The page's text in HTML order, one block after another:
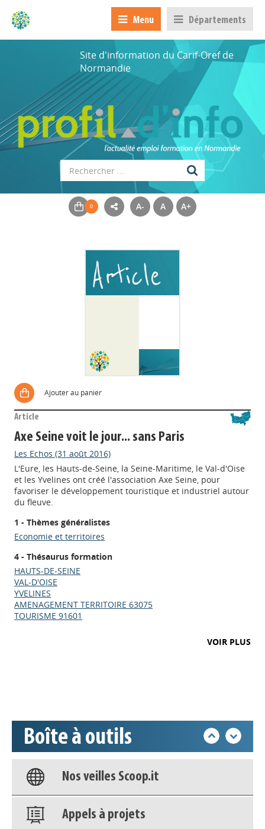
Menu Départements
Site d'information du Carif-Oref de
Normandie
A- A A+
Ajouter au panier
Article
Axe Seine voit le jour... sans Paris
Les Echos (31 août 2016)
L'Eure, les Hauts-de-Seine, la Seine-Maritime, le Val-d'Oise
et les Yvelines ont créé l'association Axe Seine, pour
favoriser le développement touristique et industriel autour
du fleuve.
1 - Thèmes généralistes
Economie et territoires
4 - Thésaurus formation
HAUTS-DE-SEINE
VAL-D'OISE
YVELINES
AMENAGEMENT TERRITOIRE 63075
TOURISME 91601
VOIR PLUS
Boîte à outils
Appels à projets
Base documentaire
Nos veilles Scoop.it
Appels à projets